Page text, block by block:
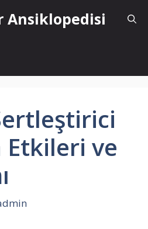
Ansiklopedisi
Etkileri ve